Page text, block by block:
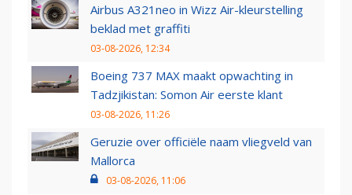
Airbus A321neo in Wizz Air-kleurstelling
beklad met graffiti
03-08-2026, 12:34
Boeing 737 MAX maakt opwachting in
Tadzjikistan: Somon Air eerste klant
03-08-2026, 11:26
Geruzie over officiële naam vliegveld van
Mallorca
03-08-2026, 11:06